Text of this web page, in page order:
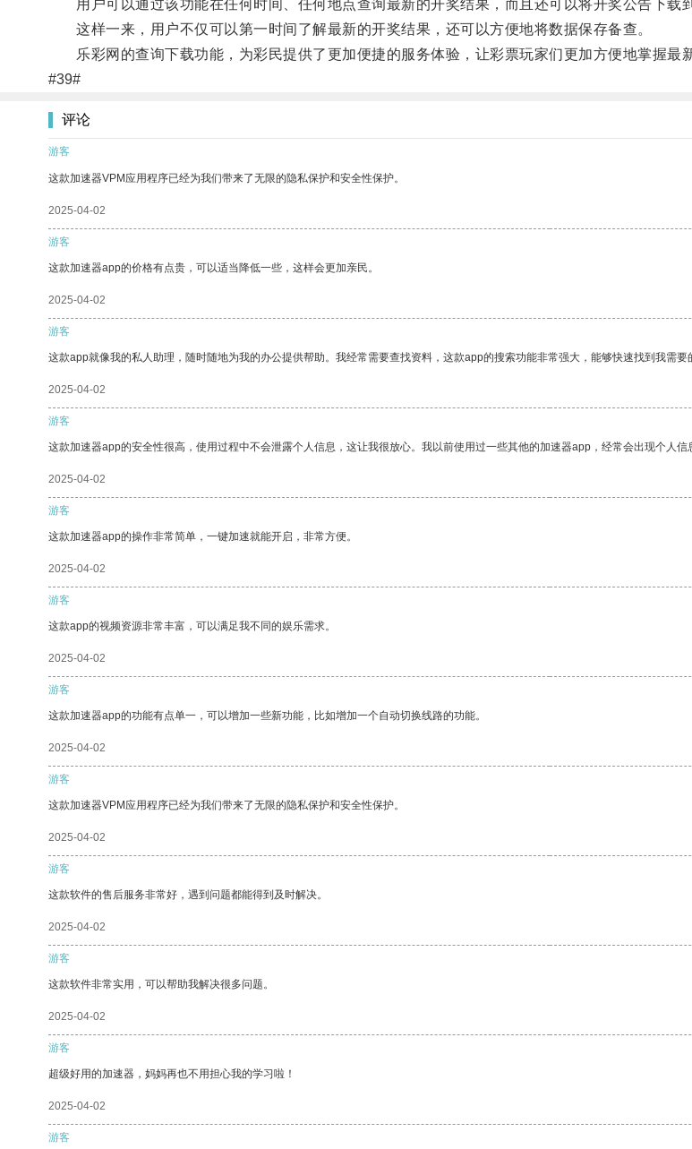
用户可以通过该功能在任何时间、任何地点查询最新的开奖结果，而且还可以将开奖公告下载
这样一来，用户不仅可以第一时间了解最新的开奖结果，还可以方便地将数据保存备查。
乐彩网的查询下载功能，为彩民提供了更加便捷的服务体验，让彩票玩家们更加方便地掌握最
#39#
评论
游客
这款加速器VPM应用程序已经为我们带来了无限的隐私保护和安全性保护。
2025-04-02
游客
这款加速器app的价格有点贵，可以适当降低一些，这样会更加亲民。
2025-04-02
游客
这款app就像我的私人助理，随时随地为我的办公提供帮助。我经常需要查找资料，这款app的搜索功能非常强大，能够快速找到我需要
2025-04-02
游客
这款加速器app的安全性很高，使用过程中不会泄露个人信息，这让我很放心。我以前使用过一些其他的加速器app，经常会出现个人信
2025-04-02
游客
这款加速器app的操作非常简单，一键加速就能开启，非常方便。
2025-04-02
游客
这款app的视频资源非常丰富，可以满足我不同的娱乐需求。
2025-04-02
游客
这款加速器app的功能有点单一，可以增加一些新功能，比如增加一个自动切换线路的功能。
2025-04-02
游客
这款加速器VPM应用程序已经为我们带来了无限的隐私保护和安全性保护。
2025-04-02
游客
这款软件的售后服务非常好，遇到问题都能得到及时解决。
2025-04-02
游客
这款软件非常实用，可以帮助我解决很多问题。
2025-04-02
游客
超级好用的加速器，妈妈再也不用担心我的学习啦！
2025-04-02
游客